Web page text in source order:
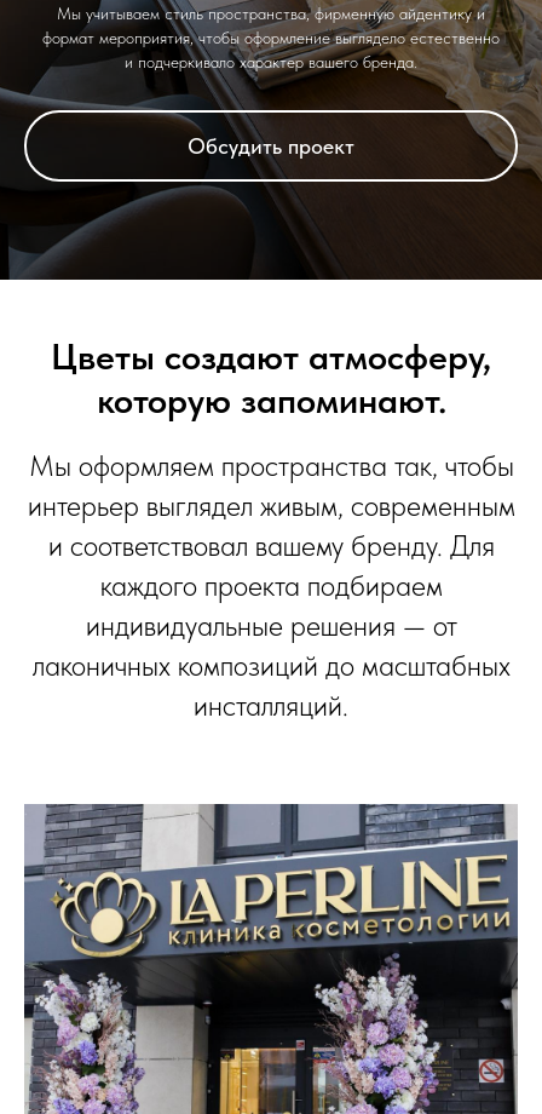
Мы учитываем стиль пространства, фирменную айдентику и
формат мероприятия, чтобы оформление выглядело естественно
и подчеркивало характер вашего бренда.
Обсудить проект
Цветы создают атмосферу,
которую запоминают.
Мы оформляем пространства так, чтобы
интерьер выглядел живым, современным
и соответствовал вашему бренду. Для
каждого проекта подбираем
индивидуальные решения — от
лаконичных композиций до масштабных
инсталляций.